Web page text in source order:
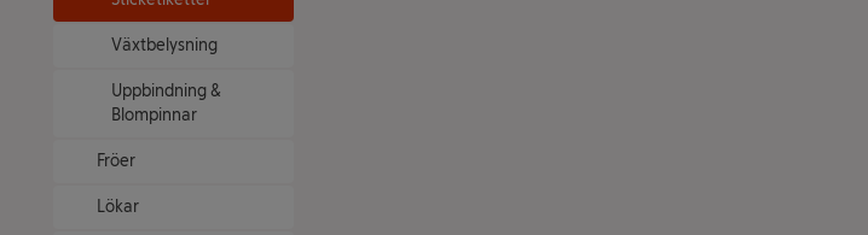
Växtbelysning
Uppbindning &
Blompinnar
Fröer
Lökar